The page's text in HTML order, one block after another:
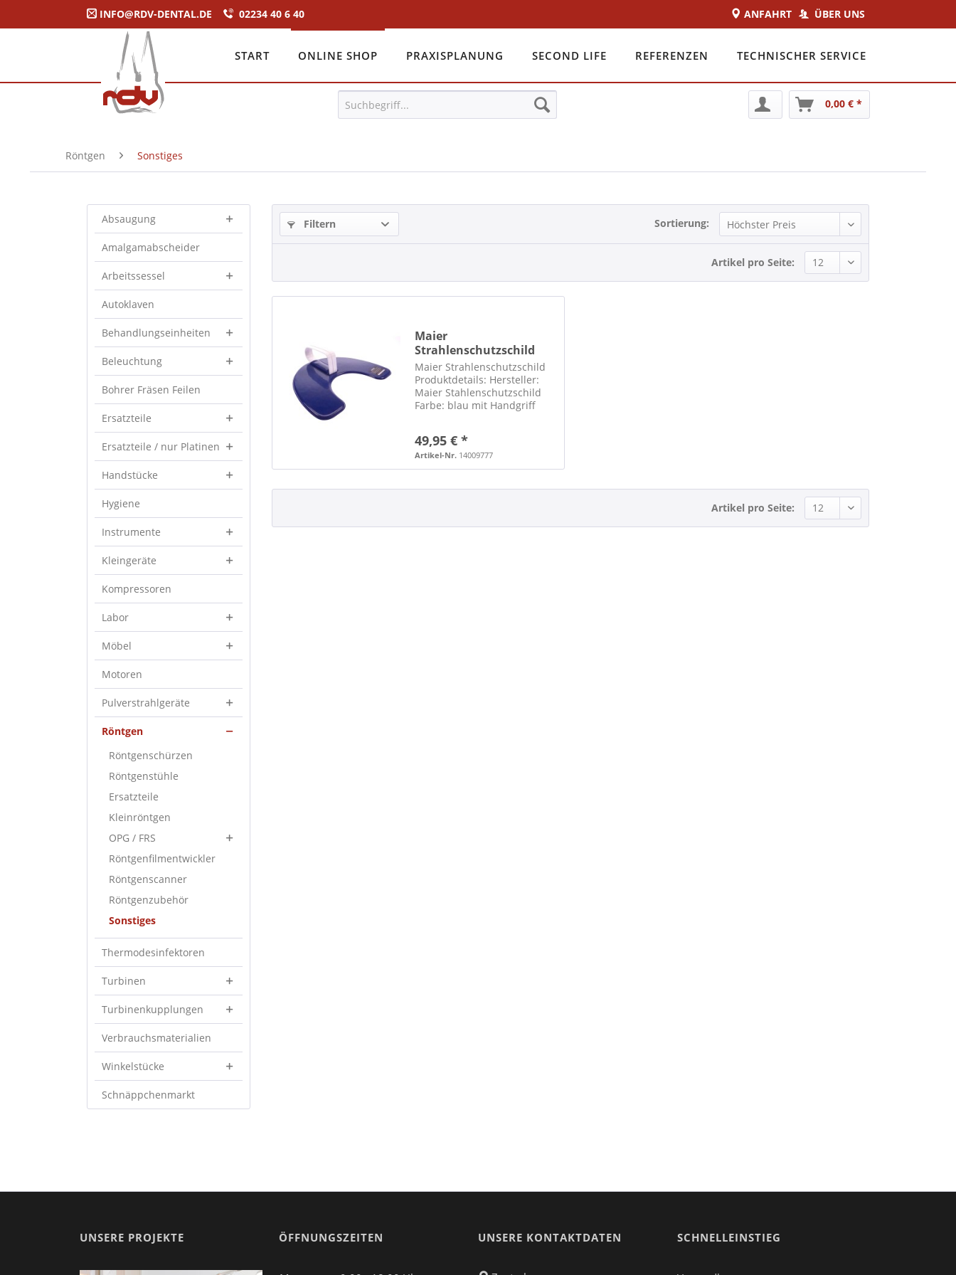
INFO@RDV-DENTAL.DE 02234 40 6 40 ÜBER UNS
ANFAHRT
START ONLINE SHOP PRAXISPLANUNG SECOND LIFE REFERENZEN TECHNISCHER SERVICE
0,00 € *
Röntgen Sonstiges
Absaugung
Amalgamabscheider
Arbeitssessel
Autoklaven
Behandlungseinheiten
Beleuchtung
Bohrer Fräsen Feilen
Ersatzteile
Ersatzteile / nur Platinen
Handstücke
Hygiene
Instrumente
Kleingeräte
Kompressoren
Labor
Möbel
Motoren
Pulverstrahlgeräte
Röntgen
Röntgenschürzen
Röntgenstühle
Ersatzteile
Kleinröntgen
OPG / FRS
Röntgenfilmentwickler
Röntgenscanner
Röntgenzubehör
Sonstiges
Thermodesinfektoren
Turbinen
Turbinenkupplungen
Verbrauchsmaterialien
Winkelstücke
Schnäppchenmarkt
Filtern Sortierung:
Artikel pro Seite:
Maier
Strahlenschutzschild
Blau Röntgen
Maier Strahlenschutzschild
Produktdetails: Hersteller:
Maier Stahlenschutzschild
Farbe: blau mit Handgriff
kleinere Gebrauchsspuren
vorhanden zur Verwendung
in der Röntgendiagnostik...
49,95 € *
Artikel-Nr. 14009777
Artikel pro Seite:
UNSERE PROJEKTE ÖFFNUNGSZEITEN UNSERE KONTAKTDATEN SCHNELLEINSTIEG